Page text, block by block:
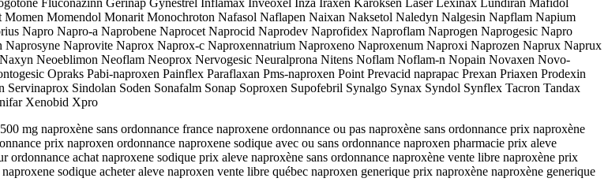
Momendol Monarit Monochroton Nafasol Naflapen Naixan Naksetol Naledyn Nalgesin Napflam Napium
Napro Napro-a Naprobene Naprocet Naprocid Naprodev Naprofidex Naproflam Naprogen Naprogesic Napro
Naprovite Naprox Naprox-c Naproxennatrium Naproxeno Naproxenum Naproxi Naprozen Naprux Naprux
Neoeblimon Neoflam Neoprox Nervogesic Neuralprona Nitens Noflam Noflam-n Nopain Novaxen Novo-
Opraks Pabi-naproxen Painflex Paraflaxan Pms-naproxen Point Prevacid naprapac Prexan Priaxen Prodexin
Sindolan Soden Sonafalm Sonap Soproxen Supofebril Synalgo Synax Syndol Synflex Tacron Tandax
Xenobid Xpro
mg naproxène sans ordonnance france naproxene ordonnance ou pas naproxène sans ordonnance prix naproxène
prix naproxen ordonnance naproxene sodique avec ou sans ordonnance naproxen pharmacie prix aleve
achat naproxene sodique prix aleve naproxène sans ordonnance naproxène vente libre naproxène prix
sodique acheter aleve naproxen vente libre québec naproxen generique prix naproxène naproxène generique